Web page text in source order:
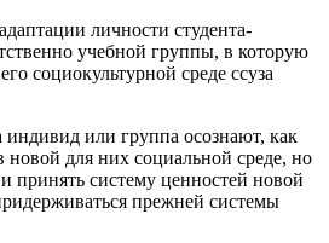
личности студента-
учебной группы, в которую
социокультурной среде ссуза
индивид или группа осознают, как
для них социальной среде, но
принять систему ценностей новой
прежней системы